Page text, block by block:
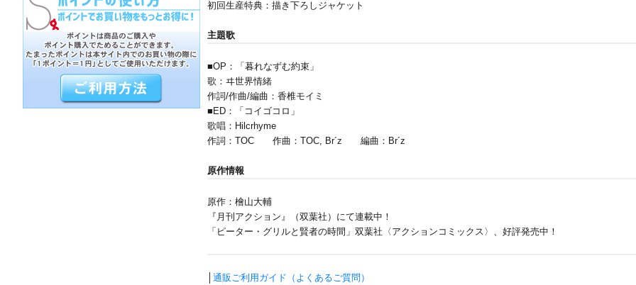
初回生産特典：描き下ろしジャケット
主題歌
■OP：「暮れなずむ約束」
歌：ヰ世界情緒
作詞/作曲/編曲：香椎モイミ
■ED：「コイゴコロ」
歌唱：Hilcrhyme
作詞：TOC 作曲：TOC, Br´z 編曲：Br´z
原作情報
原作：檜山大輔
『月刊アクション』（双葉社）にて連載中！
「ピーター・グリルと賢者の時間」双葉社〈アクションコミックス〉、好評発売中！
通販ご利用ガイド（よくあるご質問）